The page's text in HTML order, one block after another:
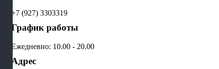
+7 (927) 3303319
График работы
Ежедневно: 10.00 - 20.00
Адрес